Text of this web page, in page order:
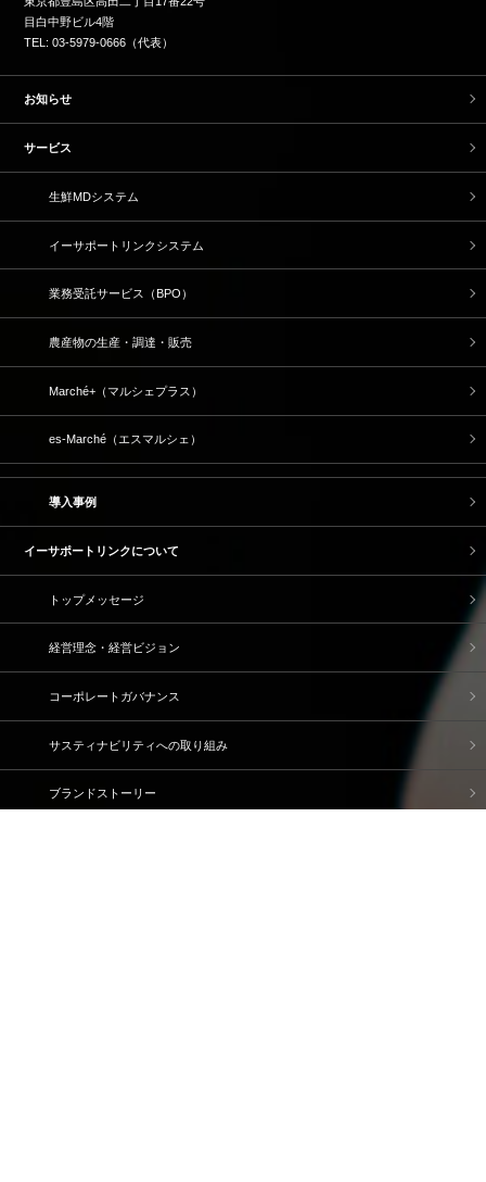
目白中野ビル4階
TEL: 03-5979-0666（代表）
お知らせ
サービス
生鮮MDシステム
イーサポートリンクシステム
業務受託サービス（BPO）
農産物の生産・調達・販売
Marché+（マルシェプラス）
es-Marché（エスマルシェ）
導入事例
イーサポートリンクについて
トップメッセージ
経営理念・経営ビジョン
コーポレートガバナンス
サスティナビリティへの取り組み
ブランドストーリー